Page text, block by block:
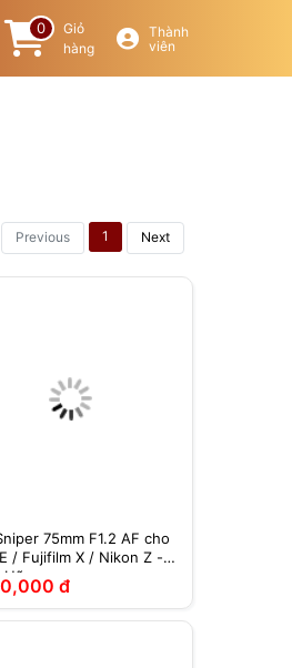
0
Giỏ
hàng
Thành
viên
Previous 1 Next
75mm F1.2 AF cho
/ Fujifilm X / Nikon Z -
Hãng
đ